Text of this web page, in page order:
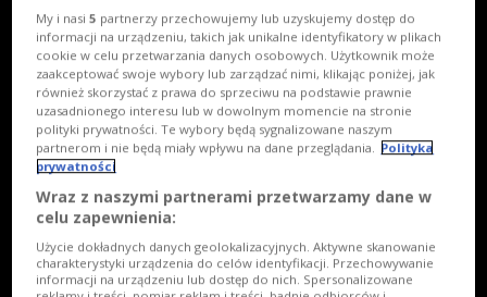
My i nasi5 partnerzy przechowujemy lub uzyskujemy dostęp do
informacji na urządzeniu, takich jak unikalne identyfikatory w plikach
cookie w celu przetwarzania danych osobowych. Użytkownik może
zaakceptować swoje wybory lub zarządzać nimi, klikając poniżej, jak
również skorzystać z prawa do sprzeciwu na podstawie prawnie
uzasadnionego interesu lub w dowolnym momencie na stronie
polityki prywatności. Te wybory będą sygnalizowane naszym
partnerom i nie będą miały wpływu na dane przeglądania. Polityka
prywatności
Wraz z naszymi partnerami przetwarzamy dane w
celu zapewnienia:
Użycie dokładnych danych geolokalizacyjnych. Aktywne skanowanie
charakterystyki urządzenia do celów identyfikacji. Przechowywanie
informacji na urządzeniu lub dostęp do nich. Spersonalizowane